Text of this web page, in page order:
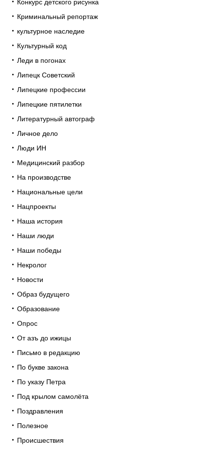
Конкурс детского рисунка
Криминальный репортаж
культурное наследие
Культурный код
Леди в погонах
Липецк Советский
Липецкие профессии
Липецкие пятилетки
Литературный автограф
Личное дело
Люди ИН
Медицинский разбор
На производстве
Национальные цели
Нацпроекты
Наша история
Наши люди
Наши победы
Некролог
Новости
Образ будущего
Образование
Опрос
От азъ до ижицы
Письмо в редакцию
По букве закона
По указу Петра
Под крылом самолёта
Поздравления
Полезное
Происшествия